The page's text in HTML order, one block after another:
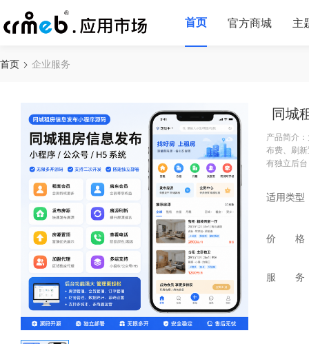
首页 官方商城 主
首页 企业服务
同城
产品简介
布费、刷
有独立后
适用类型
价 格
服 务